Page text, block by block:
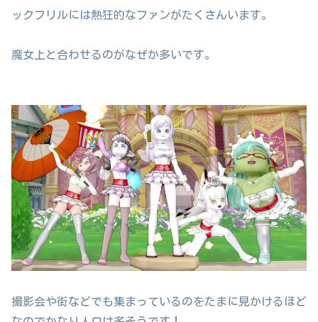
ックフリルには熱狂的なファンがたくさんいます。
魔女上と合わせるのがなぜか多いです。
撮影会や街などでも集まっているのをたまに見かけるほど